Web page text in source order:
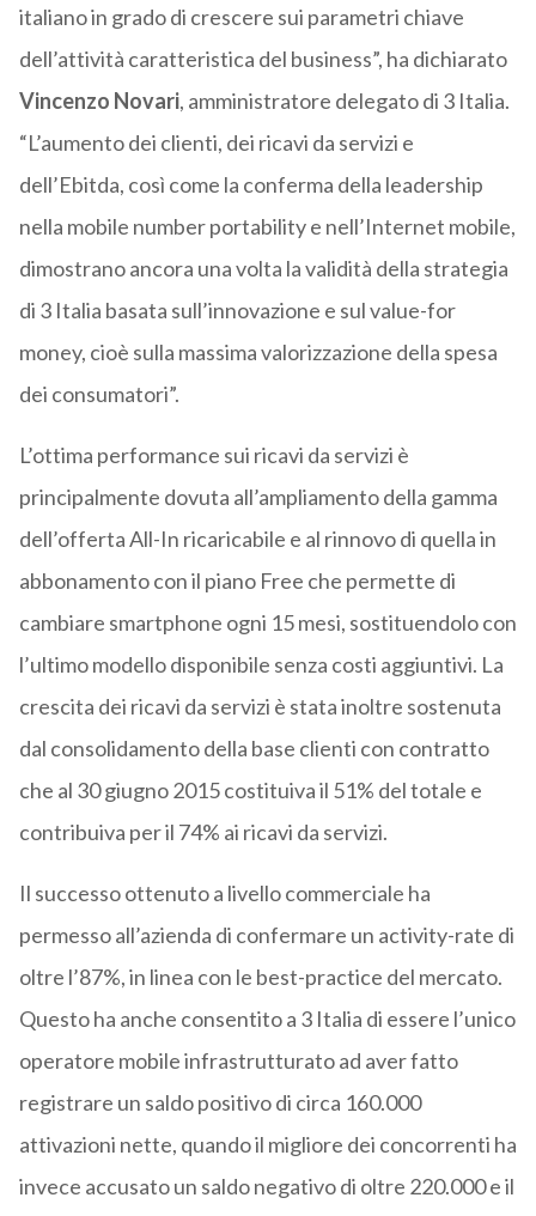
italiano in grado di crescere sui parametri chiave
dell’attività caratteristica del business”, ha dichiarato
Vincenzo Novari, amministratore delegato di 3 Italia.
“L’aumento dei clienti, dei ricavi da servizi e
dell’Ebitda, così come la conferma della leadership
nella mobile number portability e nell’Internet mobile,
dimostrano ancora una volta la validità della strategia
di 3 Italia basata sull’innovazione e sul value-for
money, cioè sulla massima valorizzazione della spesa
dei consumatori”.
L’ottima performance sui ricavi da servizi è
principalmente dovuta all’ampliamento della gamma
dell’offerta All-In ricaricabile e al rinnovo di quella in
abbonamento con il piano Free che permette di
cambiare smartphone ogni 15 mesi, sostituendolo con
l’ultimo modello disponibile senza costi aggiuntivi. La
crescita dei ricavi da servizi è stata inoltre sostenuta
dal consolidamento della base clienti con contratto
che al 30 giugno 2015 costituiva il 51% del totale e
contribuiva per il 74% ai ricavi da servizi.
Il successo ottenuto a livello commerciale ha
permesso all’azienda di confermare un activity-rate di
oltre l’87%, in linea con le best-practice del mercato.
Questo ha anche consentito a 3 Italia di essere l’unico
operatore mobile infrastrutturato ad aver fatto
registrare un saldo positivo di circa 160.000
attivazioni nette, quando il migliore dei concorrenti ha
invece accusato un saldo negativo di oltre 220.000 e il